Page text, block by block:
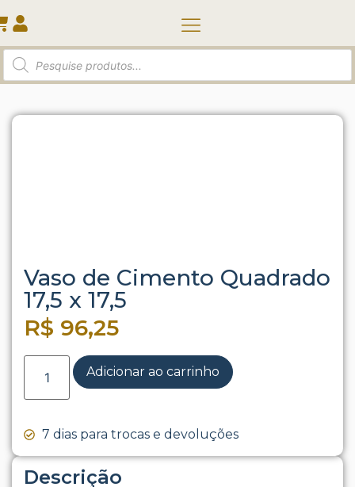
Início
/ Vaso de Cimento
Quadrado 17,5 x 17,5
Descrição
Vaso de Cimento Quadrado
17,5 x 17,5
R$ 96,25
Adicionar ao carrinho
7 dias para trocas e devoluções